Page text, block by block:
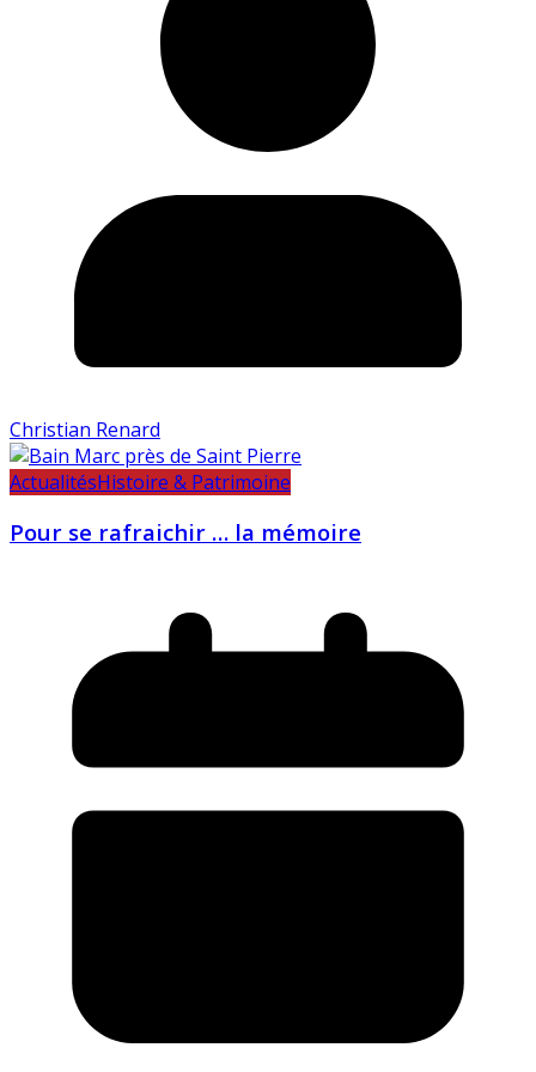
Christian Renard
ActualitésHistoire & Patrimoine
Pour se rafraichir … la mémoire